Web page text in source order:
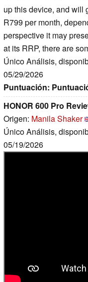
up this device, and will
R799 per month,
perspective it may
at its RRP, there are
Único Análisis,
05/29/2026
Puntuación:
HONOR 600 Pro
Origen: Manila Shaker
Único Análisis,
05/19/2026